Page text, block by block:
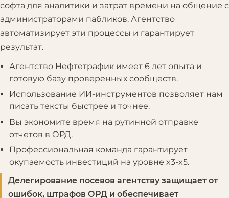
софта для аналитики и затрат времени на общение с
администраторами пабликов. Агентство
автоматизирует эти процессы и гарантирует
результат.
Агентство Нефтетрафик имеет 6 лет опыта и
готовую базу проверенных сообществ.
Использование ИИ-инструментов позволяет нам
писать тексты быстрее и точнее.
Вы экономите время на рутинной отправке
отчетов в ОРД.
Профессиональная команда гарантирует
окупаемость инвестиций на уровне x3-x5.
Делегирование посевов агентству защищает от
ошибок, штрафов ОРД и обеспечивает